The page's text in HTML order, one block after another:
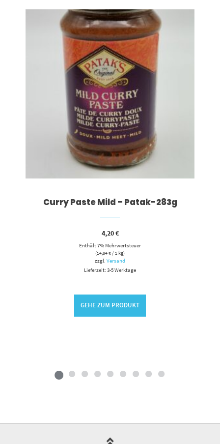
Curry Paste Mild – Patak-283g
4,20€
Enthält 7% Mehrwertsteuer
(14,84€/ 1 kg)
zzgl.Versand
Lieferzeit: 3-5 Werktage
GEHE ZUM PRODUKT